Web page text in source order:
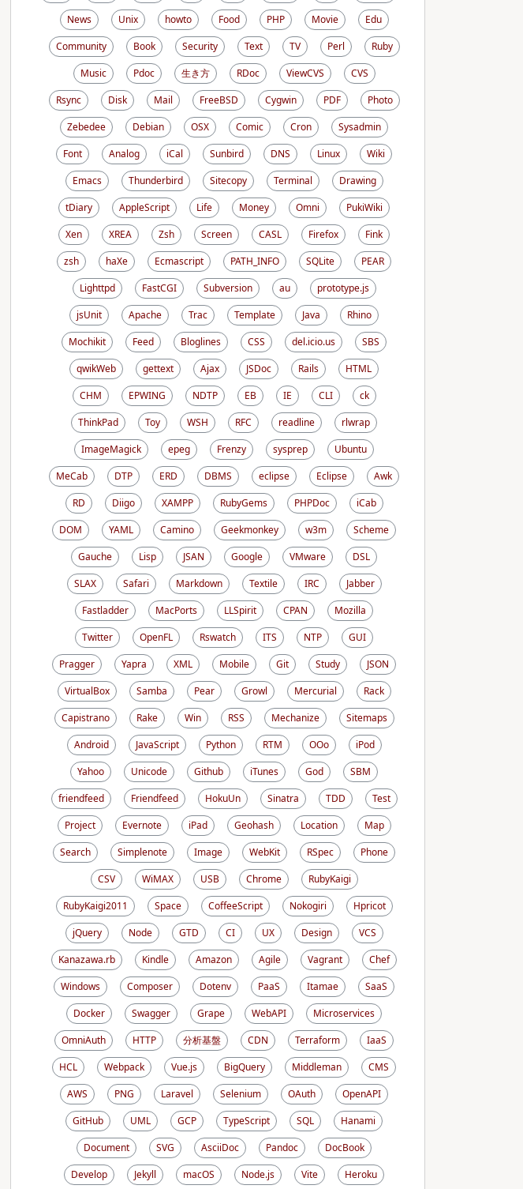
News
Unix howto Food PHP Movie
Edu
Community
Book Security Text TV Perl
Ruby
Music
Pdoc 生き方 RDoc ViewCVS
CVS
Rsync
Disk Mail FreeBSD Cygwin PDF
Photo
Zebedee
Debian OSX Comic Cron
Sysadmin
Font
Analog iCal Sunbird DNS Linux
Wiki
Emacs
Thunderbird Sitecopy Terminal
Drawing
tDiary
AppleScript Life Money Omni
PukiWiki
Xen
XREA Zsh Screen CASL Firefox
Fink
zsh
haXe Ecmascript PATH_INFO SQLite
PEAR
Lighttpd
FastCGI Subversion au
prototype.js
jsUnit
Apache Trac Template Java
Rhino
Mochikit
Feed Bloglines CSS del.icio.us
SBS
qwikWeb
gettext Ajax JSDoc Rails
HTML
CHM
EPWING NDTP EB IE CLI
ck
ThinkPad
Toy WSH RFC readline
rlwrap
ImageMagick
epeg Frenzy sysprep
Ubuntu
MeCab
DTP ERD DBMS eclipse Eclipse
Awk
RD
Diigo XAMPP RubyGems PHPDoc
iCab
DOM
YAML Camino Geekmonkey w3m
Scheme
Gauche
Lisp JSAN Google VMware
DSL
SLAX
Safari Markdown Textile IRC
Jabber
Fastladder
MacPorts LLSpirit CPAN
Mozilla
Twitter
OpenFL Rswatch ITS NTP
GUI
Pragger
Yapra XML Mobile Git Study
JSON
VirtualBox
Samba Pear Growl Mercurial
Rack
Capistrano
Rake Win RSS Mechanize
Sitemaps
Android
JavaScript Python RTM OOo
iPod
Yahoo
Unicode Github iTunes God
SBM
friendfeed
Friendfeed HokuUn Sinatra TDD
Test
Project
Evernote iPad Geohash Location
Map
Search
Simplenote Image WebKit RSpec
Phone
CSV
WiMAX USB Chrome
RubyKaigi
RubyKaigi2011
Space CoffeeScript Nokogiri
Hpricot
jQuery
Node GTD CI UX Design
VCS
Kanazawa.rb
Kindle Amazon Agile Vagrant
Chef
Windows
Composer Dotenv PaaS Itamae
SaaS
Docker
Swagger Grape WebAPI
Microservices
OmniAuth
HTTP 分析基盤 CDN Terraform
IaaS
HCL
Webpack Vue.js BigQuery Middleman
CMS
AWS
PNG Laravel Selenium OAuth
OpenAPI
GitHub
UML GCP TypeScript SQL
Hanami
Document
SVG AsciiDoc Pandoc
DocBook
Develop
Jekyll macOS Node.js Vite Heroku